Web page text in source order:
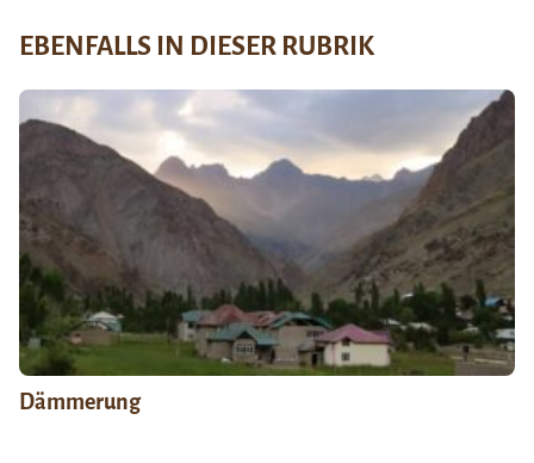
EBENFALLS IN DIESER RUBRIK
Dämmerung